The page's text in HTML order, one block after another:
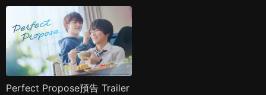
Perfect Propose預告 Trailer